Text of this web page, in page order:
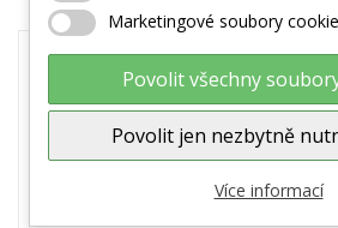
ROZLIŠOVACÍ
PYTLE AJ.
Pro sportovní utkání ve školách či jiná
amatérských týmů ve fotbale, nohejbale,
máme i startovní čísla pro běžecké a jiné
Marketingové soubory
Povolit všechny
Povolit jen nezbytně
Více informací